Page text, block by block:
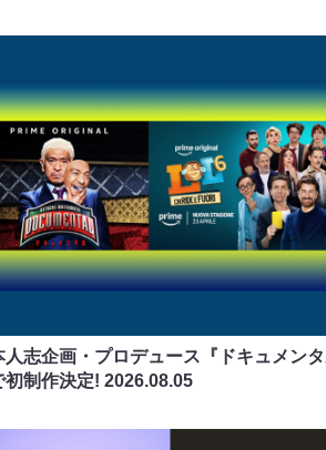
人志企画・プロデュース『ドキュメンタ
初制作決定! 2026.08.05